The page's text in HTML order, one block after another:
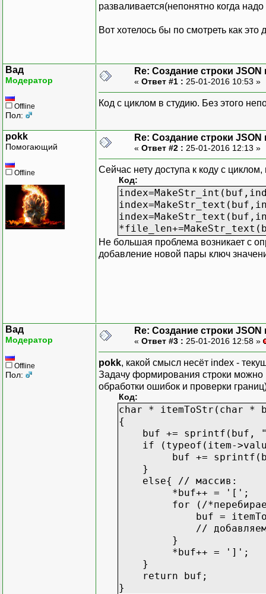
разваливается(непонятно когда
Вот хотелось бы по смотреть как
Вад
Модератор
Offline
Пол:
Re: Создание строки JSON
« Ответ #1 : 25-01-2016 10:53 »
Код с циклом в студию. Без этого
pokk
Помогающий
Offline
Re: Создание строки JSON
« Ответ #2 : 25-01-2016 12:13 »
Сейчас нету доступа к коду с
Код:
Не большая проблема возникает с
добавление новой пары ключ
Вад
Модератор
Offline
Пол:
Re: Создание строки JSON
« Ответ #3 : 25-01-2016 12:58 »
pokk, какой смысл несёт index -
Задачу формирования строки можно
обработки ошибок и проверки
Код:
char * itemToStr(char *
{
buf += sprintf(buf,
if (typeof(item-
buf += sprintf(buf,
}
else{ // массив:
*buf++ = '[';
for (/*перебираем
buf =
// добавляем
}
*buf++ = ']';
}
return buf;
}